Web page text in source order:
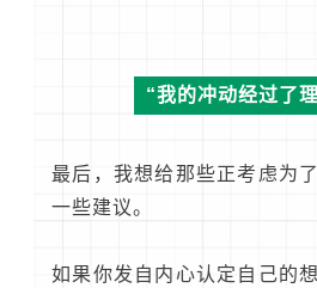
“我的冲动经过了
最后，我想给那些正考虑为
一些建议。
如果你发自内心认定自己的